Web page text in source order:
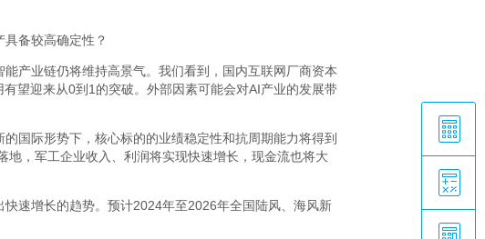
备较高确定性？
产业链仍将维持高景气。我们看到，国内互联网厂商资本
望迎来从0到1的突破。外部因素可能会对AI产业的发展带
国际形势下，核心标的的业绩稳定性和抗周期能力将得到
，军工企业收入、利润将实现快速增长，现金流也将大
速增长的趋势。预计2024年至2026年全国陆风、海风新